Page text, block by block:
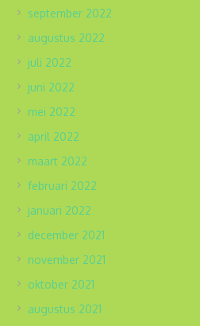
september 2022
augustus 2022
juli 2022
juni 2022
mei 2022
april 2022
maart 2022
februari 2022
januari 2022
december 2021
november 2021
oktober 2021
augustus 2021